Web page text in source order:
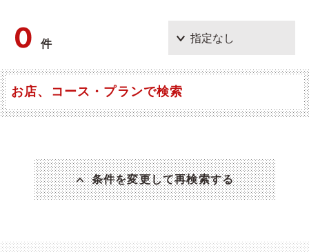
0件
お店、コース・プランで検索
条件を変更して再検索する